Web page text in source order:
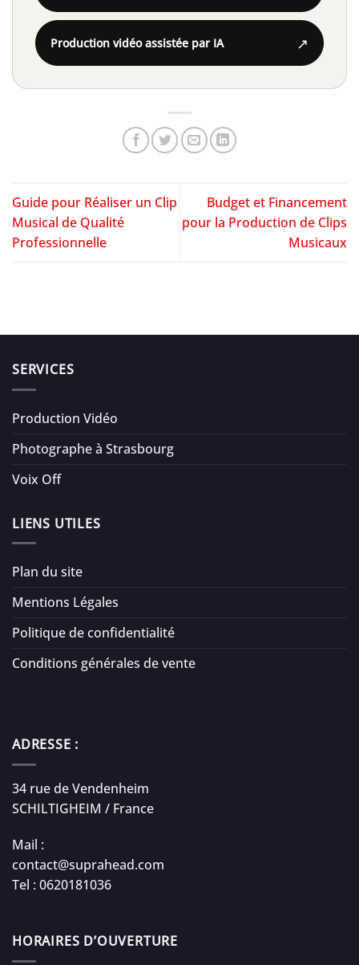
Production vidéo assistée par IA ↗
Guide pour Réaliser un Clip
Musical de Qualité
Professionnelle
Budget et Financement
pour la Production de Clips
Musicaux
SERVICES
Production Vidéo
Photographe à Strasbourg
Voix Off
LIENS UTILES
Plan du site
Mentions Légales
Politique de confidentialité
Conditions générales de vente
ADRESSE :
34 rue de Vendenheim
SCHILTIGHEIM / France
Mail :
contact@suprahead.com
Tel : 0620181036
HORAIRES D’OUVERTURE